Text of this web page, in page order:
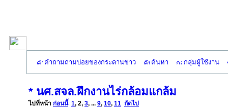
คำถามถามบ่อยของกระดานข่าว ค้นหา กลุ่มผู้ใช้งาน
* นศ.สจล.ฝึกงานไร่กล้อมแกล้ม
ไปที่หน้า ก่อนนี้ 1, 2, 3, ... 9, 10, 11 ถัดไป